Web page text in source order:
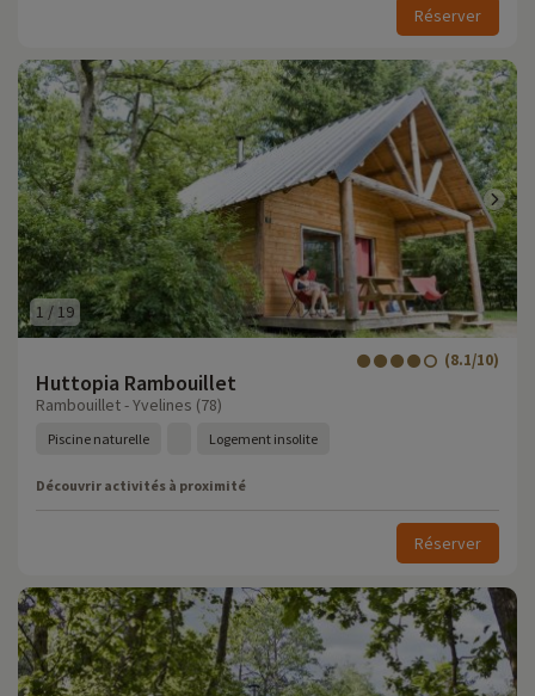
Réserver
1 / 19
Huttopia Rambouillet
(8.1/10)
Rambouillet - Yvelines (78)
Piscine naturelle Logement insolite
Découvrir activités à proximité
Réserver